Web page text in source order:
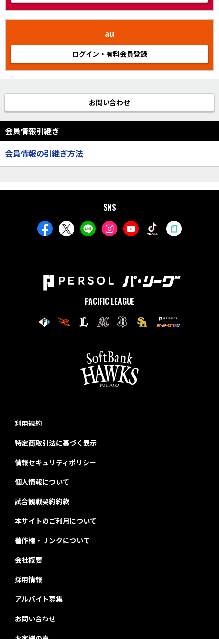
au
ログイン・有料会員登録
お問い合わせ
会員情報引継ぎ
会員情報の引継ぎ方法
SNS
PACIFIC LEAGUE
利用規約
特定商取引法に基づく表示
情報セキュリティポリシー
個人情報について
試合観戦契約約款
本サイトのご利用について
著作権・リンクについて
会社概要
採用情報
アルバイト募集
お問い合わせ